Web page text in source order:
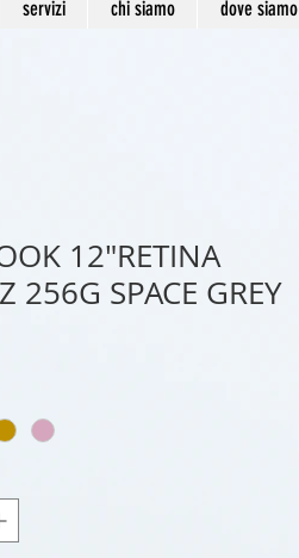
servizi chi siamo dove siamo
12"RETINA
256G SPACE GREY